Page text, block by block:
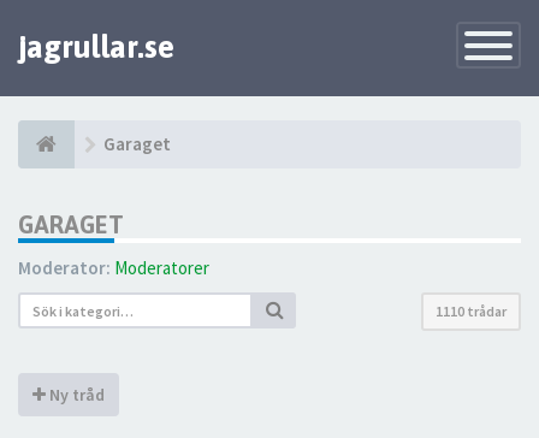
Toggle
jagrullar.se
Garaget
GARAGET
Moderator: Moderatorer
1110 trådar
Ny tråd